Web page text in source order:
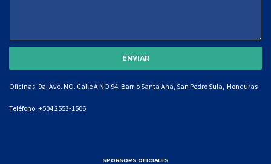
Oficinas: 9a. Ave. NO. Calle A NO 94, Barrio Santa Ana, San Pedro Sula, Honduras
Teléfono: +504 2553-1506
SPONSORS OFICIALES